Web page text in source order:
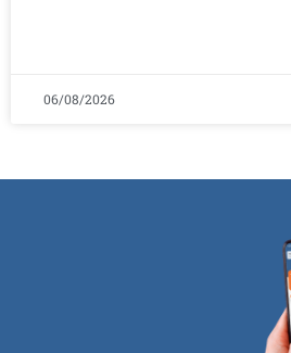
06/08/2026